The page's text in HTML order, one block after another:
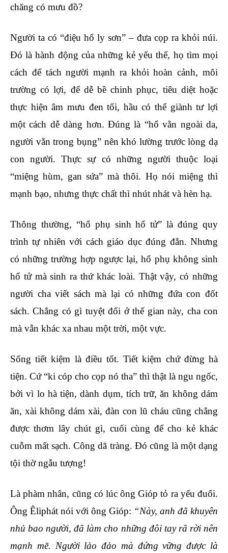
chăng có mưu đồ?
Người ta có “điệu hổ ly sơn” – đưa cọp ra khỏi núi.
Đó là hành động của những kẻ yếu thế, họ tìm mọi
cách để tách người mạnh ra khỏi hoàn cảnh, môi
trường có lợi, để dễ bề chinh phục, tiêu diệt hoặc
thực hiện âm mưu đen tối, hầu có thể giành tư lợi
một cách dễ dàng hơn. Đúng là “hổ vằn ngoài da,
người vằn trong bụng” nên khó lường trước lòng dạ
con người. Thực sự có những người thuộc loại
“miệng hùm, gan sứa” mà thôi. Họ nói miệng thì
mạnh bạo, nhưng thực chất thì nhút nhát và hèn hạ.
Thông thường, “hổ phụ sinh hổ tử” là đúng quy
trình tự nhiên với cách giáo dục đúng đắn. Nhưng
có những trường hợp ngược lại, hổ phụ không sinh
hổ tử mà sinh ra thứ khác loài. Thật vậy, có những
người cha viết sách mà lại có những đứa con đốt
sách. Chẳng có gì tuyệt đối ở thế gian này, cha con
mà vẫn khác xa nhau một trời, một vực.
Sống tiết kiệm là điều tốt. Tiết kiệm chứ đừng hà
tiện. Cứ “ki cóp cho cọp nó tha” thì thật là ngu ngốc,
bởi vì lo hà tiện, dành dụm, tích trữ, ăn không dám
ăn, xài không dám xài, đàn con lũ cháu cũng chẳng
được thơm lây chút gì, cuối cùng để cho kẻ khác
cuỗm mất sạch. Công dã tràng. Đó cũng là một dạng
tội thờ ngẫu tượng!
Là phàm nhân, cũng có lúc ông Gióp tỏ ra yếu đuối.
Ông Êliphát nói với ông Gióp: “Này, anh đã khuyên
nhủ bao người, đã làm cho những đôi tay rã rời nên
mạnh mẽ. Người lảo đảo mà đứng vững được là